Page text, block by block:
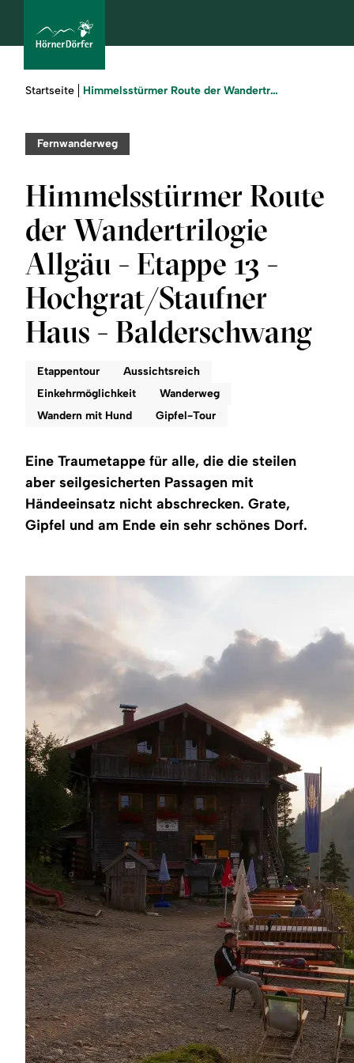
Urlaub
buchen
Sommer
Winter
Region
Service
Sie
Startseite Himmelsstürmer Route der Wandertrilogie Allgäu - Etappe 13 - Hochgrat/Staufner Haus - Balderschwang
Fernwanderweg
Himmelsstürmer Route
der Wandertrilogie
Allgäu - Etappe 13 -
Hochgrat/Staufner
Haus - Balderschwang
Etappentour
Aussichtsreich
Einkehrmöglichkeit
Wanderweg
Wandern mit Hund
Gipfel-Tour
Eine Traumetappe für alle, die die steilen
aber seilgesicherten Passagen mit
Händeeinsatz nicht abschrecken. Grate,
Gipfel und am Ende ein sehr schönes Dorf.